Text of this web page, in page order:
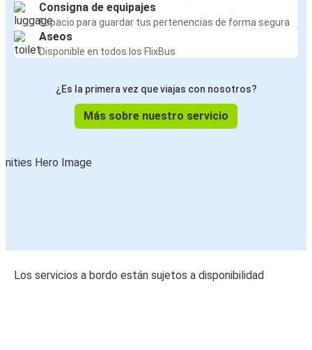
Consigna de equipajes
Espacio para guardar tus pertenencias de forma segura
Aseos
Disponible en todos los FlixBus
¿Es la primera vez que viajas con nosotros?
Más sobre nuestro servicio
Los servicios a bordo están sujetos a disponibilidad